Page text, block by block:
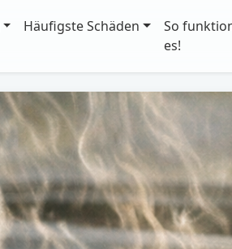
Häufigste Schäden
So
es!